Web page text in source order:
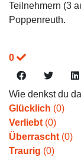
Teilnehmern (3
Poppenreuth.
0
Wie denkst du
Glücklich (0)
Verliebt(0)
Überrascht(0)
Traurig (0)